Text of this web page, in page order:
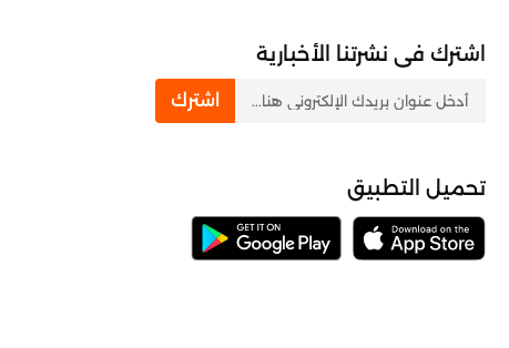
اشترك فى نشرتنا الأخبارية
اشترك
تحميل التطبيق